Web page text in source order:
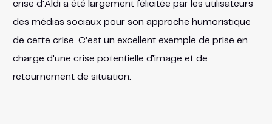
crise d’Aldi a été largement félicitée par les utilisateurs
des médias sociaux pour son approche humoristique
de cette crise. C’est un excellent exemple de prise en
charge d’une crise potentielle d’image et de
retournement de situation.